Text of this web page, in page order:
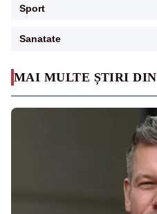
MAI MULTE ȘTIRI DIN
Sport
Sanatate